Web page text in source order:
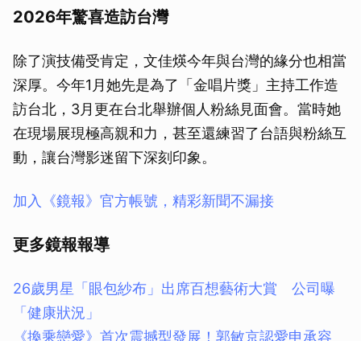
2026年驚喜造訪台灣
除了演技備受肯定，文佳煐今年與台灣的緣分也相當
深厚。今年1月她先是為了「金唱片獎」主持工作造
訪台北，3月更在台北舉辦個人粉絲見面會。當時她
在現場展現極高親和力，甚至還練習了台語與粉絲互
動，讓台灣影迷留下深刻印象。
加入《鏡報》官方帳號，精彩新聞不漏接
更多鏡報報導
26歲男星「眼包紗布」出席百想藝術大賞 公司曝
「健康狀況」
《換乘戀愛》首次震撼型發展！郭敏京認愛申承容